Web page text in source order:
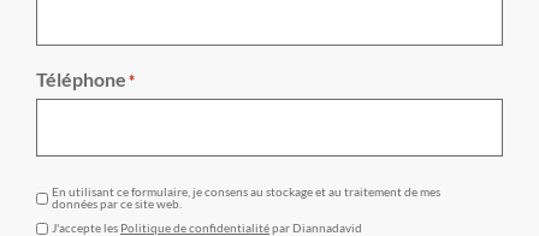
Téléphone*
En utilisant ce formulaire, je consens au stockage et au traitement de mes
données par ce site web.
J'accepte les Politique de confidentialitépar Diannadavid